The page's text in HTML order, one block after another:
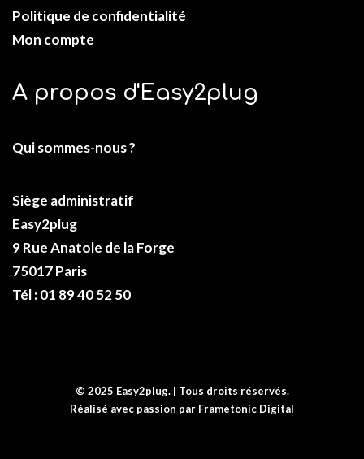
Politique de confidentialité
Mon compte
A propos d'Easy2plug
Qui sommes-nous ?
Siège administratif
Easy2plug
9 Rue Anatole de la Forge
75017 Paris
Tél : 01 89 40 52 50
© 2025 Easy2plug. | Tous droits réservés.
Réalisé avec passion par Frametonic Digital